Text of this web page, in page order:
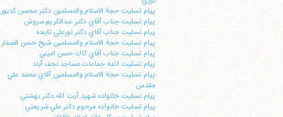
پيام تسليت حجة الاسلام والمسلمين دكتر محسن كديور
پيام تسليت جناب آقاي دكتر عبدالكريم سروش
پيام تسليت جناب آقاي دكتر نورعلي تابنده
پيام تسليت حجة الاسلام والمسلمين شيخ حسن الصفار
پيام تسليت جناب آقاي كاك حسن اميني
پيام تسليت ائمه جماعات مساجد نجف آباد
پيام تسليت حجة الاسلام والمسلمين آقاي محمد علي
مقدس
پيام تسليت خانواده شهيد آيت الله دكتر بهشتي
پيام تسليت خانواده مرحوم دكتر علي شريعتي